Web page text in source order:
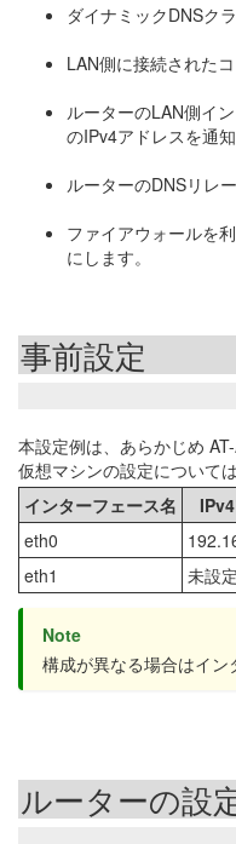
ダイナミックDNSク
LAN側に接続された
ルーターのLAN側イ
のIPv4アドレスを通知
ルーターのDNSリレ
ファイアウォールを
にします。
事前設定
本設定例は、あらかじめ
仮想マシンの設定については
インターフェース名
eth0
eth1
未設定
Note
構成が異なる場合はイン
ルーターの設